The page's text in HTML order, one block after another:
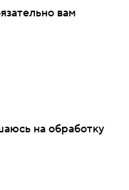
вам
на обработку